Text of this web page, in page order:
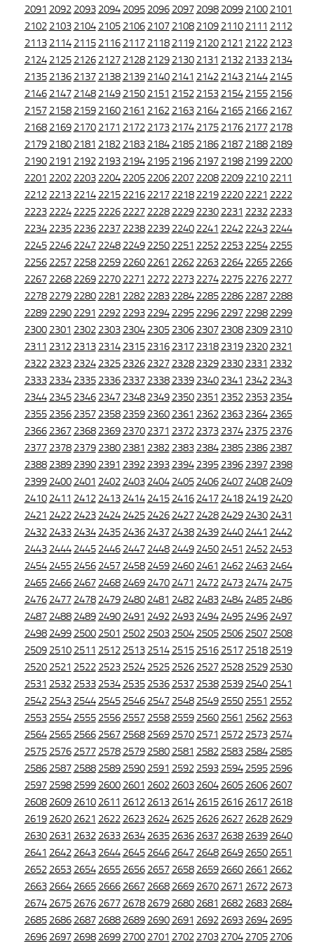
2091 2092 2093 2094 2095 2096 2097 2098 2099 2100 2101
2102 2103 2104 2105 2106 2107 2108 2109 2110 2111 2112
2113 2114 2115 2116 2117 2118 2119 2120 2121 2122 2123
2124 2125 2126 2127 2128 2129 2130 2131 2132 2133 2134
2135 2136 2137 2138 2139 2140 2141 2142 2143 2144 2145
2146 2147 2148 2149 2150 2151 2152 2153 2154 2155 2156
2157 2158 2159 2160 2161 2162 2163 2164 2165 2166 2167
2168 2169 2170 2171 2172 2173 2174 2175 2176 2177 2178
2179 2180 2181 2182 2183 2184 2185 2186 2187 2188 2189
2190 2191 2192 2193 2194 2195 2196 2197 2198 2199 2200
2201 2202 2203 2204 2205 2206 2207 2208 2209 2210 2211
2212 2213 2214 2215 2216 2217 2218 2219 2220 2221 2222
2223 2224 2225 2226 2227 2228 2229 2230 2231 2232 2233
2234 2235 2236 2237 2238 2239 2240 2241 2242 2243 2244
2245 2246 2247 2248 2249 2250 2251 2252 2253 2254 2255
2256 2257 2258 2259 2260 2261 2262 2263 2264 2265 2266
2267 2268 2269 2270 2271 2272 2273 2274 2275 2276 2277
2278 2279 2280 2281 2282 2283 2284 2285 2286 2287 2288
2289 2290 2291 2292 2293 2294 2295 2296 2297 2298 2299
2300 2301 2302 2303 2304 2305 2306 2307 2308 2309 2310
2311 2312 2313 2314 2315 2316 2317 2318 2319 2320 2321
2322 2323 2324 2325 2326 2327 2328 2329 2330 2331 2332
2333 2334 2335 2336 2337 2338 2339 2340 2341 2342 2343
2344 2345 2346 2347 2348 2349 2350 2351 2352 2353 2354
2355 2356 2357 2358 2359 2360 2361 2362 2363 2364 2365
2366 2367 2368 2369 2370 2371 2372 2373 2374 2375 2376
2377 2378 2379 2380 2381 2382 2383 2384 2385 2386 2387
2388 2389 2390 2391 2392 2393 2394 2395 2396 2397 2398
2399 2400 2401 2402 2403 2404 2405 2406 2407 2408 2409
2410 2411 2412 2413 2414 2415 2416 2417 2418 2419 2420
2421 2422 2423 2424 2425 2426 2427 2428 2429 2430 2431
2432 2433 2434 2435 2436 2437 2438 2439 2440 2441 2442
2443 2444 2445 2446 2447 2448 2449 2450 2451 2452 2453
2454 2455 2456 2457 2458 2459 2460 2461 2462 2463 2464
2465 2466 2467 2468 2469 2470 2471 2472 2473 2474 2475
2476 2477 2478 2479 2480 2481 2482 2483 2484 2485 2486
2487 2488 2489 2490 2491 2492 2493 2494 2495 2496 2497
2498 2499 2500 2501 2502 2503 2504 2505 2506 2507 2508
2509 2510 2511 2512 2513 2514 2515 2516 2517 2518 2519
2520 2521 2522 2523 2524 2525 2526 2527 2528 2529 2530
2531 2532 2533 2534 2535 2536 2537 2538 2539 2540 2541
2542 2543 2544 2545 2546 2547 2548 2549 2550 2551 2552
2553 2554 2555 2556 2557 2558 2559 2560 2561 2562 2563
2564 2565 2566 2567 2568 2569 2570 2571 2572 2573 2574
2575 2576 2577 2578 2579 2580 2581 2582 2583 2584 2585
2586 2587 2588 2589 2590 2591 2592 2593 2594 2595 2596
2597 2598 2599 2600 2601 2602 2603 2604 2605 2606 2607
2608 2609 2610 2611 2612 2613 2614 2615 2616 2617 2618
2619 2620 2621 2622 2623 2624 2625 2626 2627 2628 2629
2630 2631 2632 2633 2634 2635 2636 2637 2638 2639 2640
2641 2642 2643 2644 2645 2646 2647 2648 2649 2650 2651
2652 2653 2654 2655 2656 2657 2658 2659 2660 2661 2662
2663 2664 2665 2666 2667 2668 2669 2670 2671 2672 2673
2674 2675 2676 2677 2678 2679 2680 2681 2682 2683 2684
2685 2686 2687 2688 2689 2690 2691 2692 2693 2694 2695
2696 2697 2698 2699 2700 2701 2702 2703 2704 2705 2706